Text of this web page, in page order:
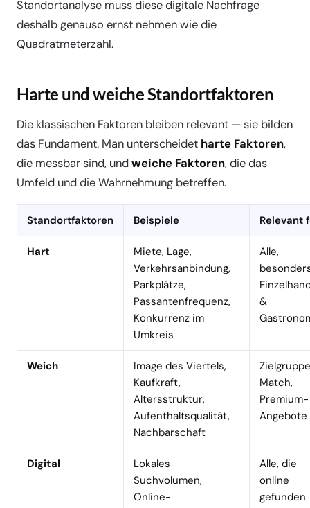
Standortanalyse muss diese digitale Nachfrage
deshalb genauso ernst nehmen wie die
Quadratmeterzahl.
Harte und weiche Standortfaktoren
Die klassischen Faktoren bleiben relevant — sie bilden
das Fundament. Man unterscheidet harte Faktoren,
die messbar sind, undweiche Faktoren, die das
Umfeld und die Wahrnehmung betreffen.
Standortfaktoren Beispiele Relevant
Hart
Miete, Lage,
Verkehrsanbindung,
Parkplätze,
Passantenfrequenz,
Konkurrenz im
Umkreis
Alle,
&
Weich
Image des Viertels,
Kaufkraft,
Altersstruktur,
Aufenthaltsqualität,
Nachbarschaft
Match,
Premium-
Angebote
Digital
Lokales
Suchvolumen,
Online-
Alle, die
online
gefunden